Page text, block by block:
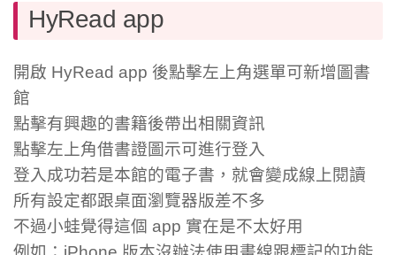
HyRead app
開啟 HyRead app 後點擊左上角選單可新增圖書
館
點擊有興趣的書籍後帶出相關資訊
點擊左上角借書證圖示可進行登入
登入成功若是本館的電子書，就會變成線上閱讀
所有設定都跟桌面瀏覽器版差不多
不過小蛙覺得這個 app 實在是不太好用